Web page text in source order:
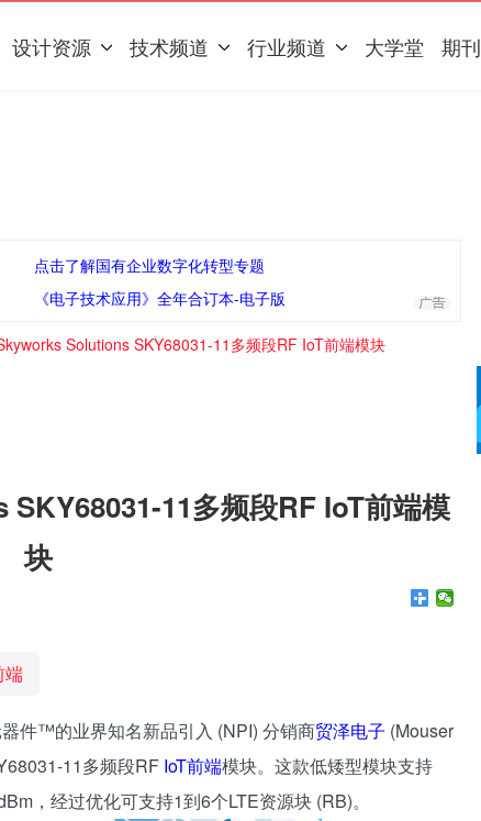
设计资源 技术频道 行业频道 大学堂 期刊
点击了解国有企业数字化转型专题
《电子技术应用》全年合订本-电子版
Solutions SKY68031-11多频段RF IoT前端模块
11多频段RF IoT前端模
块
端
件™的业界知名新品引入 (NPI) 分销商贸泽电子 (Mouser
11多频段RF IoT前端模块。这款低矮型模块支持
，经过优化可支持1到6个LTE资源块 (RB)。